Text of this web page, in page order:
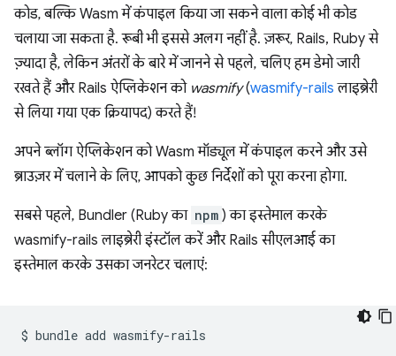
कोड, बल्कि Wasm में कंपाइल किया जा सकने वाला कोई भी कोड
चलाया जा सकता है. रूबी भी इससे अलग नहीं है. ज़रूर, Rails, Ruby से
ज़्यादा है, लेकिन अंतरों के बारे में जानने से पहले, चलिए हम डेमो जारी
रखते हैं और Rails ऐप्लिकेशन को wasmify(wasmify-rails लाइब्रेरी
से लिया गया एक क्रियापद) करते हैं!
अपने ब्लॉग ऐप्लिकेशन को Wasm मॉड्यूल में कंपाइल करने और उसे
ब्राउज़र में चलाने के लिए, आपको कुछ निर्देशों को पूरा करना होगा.
सबसे पहले, Bundler (Ruby का npm ) का इस्तेमाल करके
wasmify-rails लाइब्रेरी इंस्टॉल करें और Rails सीएलआई का
इस्तेमाल करके उसका जनरेटर चलाएं:
$ bundle add wasmify-rails